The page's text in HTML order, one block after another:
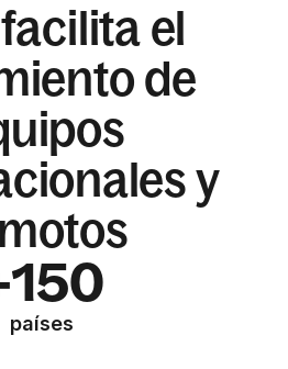
el
de
y
países